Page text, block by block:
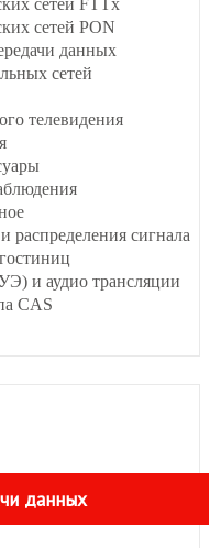
сетей FTTx
сетей PON
данных
сетей
телевидения
распределения сигнала
и аудио трансляции
CAS
данных